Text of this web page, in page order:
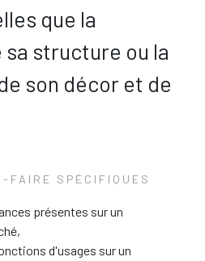
que la
structure ou la
son décor et de
FAIRE SPÉCIFIQUES
présentes sur un
d'usages sur un